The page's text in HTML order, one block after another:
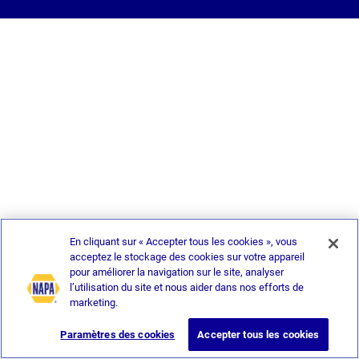
En cliquant sur « Accepter tous les cookies », vous
acceptez le stockage des cookies sur votre appareil
pour améliorer la navigation sur le site, analyser
l’utilisation du site et nous aider dans nos efforts de
marketing.
Paramètres des cookies Accepter tous les cookies